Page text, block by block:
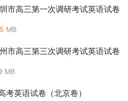
市高三第一次调研考试英语试卷
MB
市高三第三次调研考试英语试卷
MB
考英语试卷（北京卷）